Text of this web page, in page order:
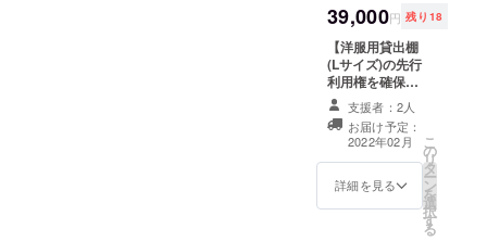
名前を
WEBサ
イトに
記載
お名前をWEBサ
イトに記載 ※掲
載期間はお店の
開店より1年間 ※
支援時、必ず備
考欄にご希望の
お名前をご記入
ください ■貸出
棚利用権（２月
事項】 ・販売ス
ペースは縦１２
０㎝×幅４０㎝✕
39,000円 残り18
【洋服用貸出棚
(Lサイズ)の先行
利用権を確保し
ます！】 ■お礼
のメール ■サ
ポーターとして
お名前をWEBサ
イトに記載 ※掲
載期間はお店の
支援者：2人
お届け予定：
2022年02月
詳細を見る
こ
の
リ
タ
ー
ン
を
選
択
す
る